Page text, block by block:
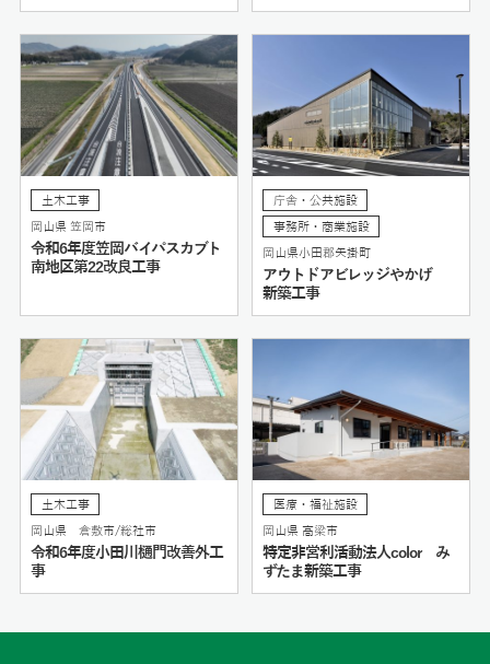
土木工事
岡山県 笠岡市
令和6年度笠岡バイパスカブト
南地区第22改良工事
庁舎・公共施設
事務所・商業施設
岡山県小田郡矢掛町
アウトドアビレッジやかげ
新築工事
土木工事
岡山県 倉敷市/総社市
令和6年度小田川樋門改善外工
事
医療・福祉施設
岡山県 高梁市
特定非営利活動法人color み
ずたま新築工事